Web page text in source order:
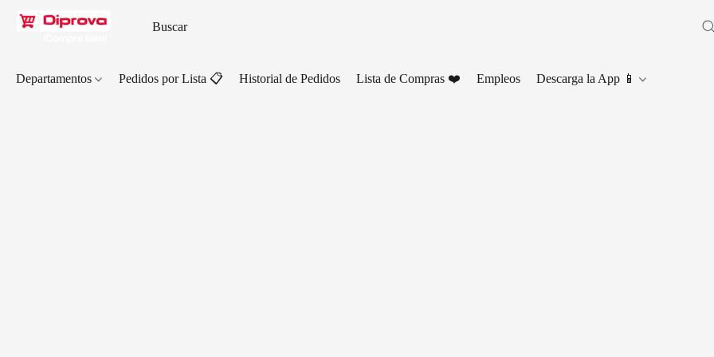
Departamentos Pedidos por Lista 📋 Historial de Pedidos Lista de Compras ❤️ Empleos Descarga la App 📱